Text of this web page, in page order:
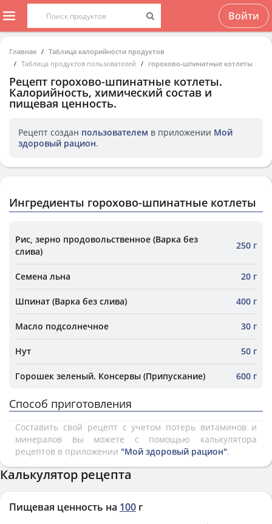
Войти
Главная
Таблица калорийности продуктов
Таблица продуктов пользователей
горохово-шпинатные котлеты
Рецепт горохово-шпинатные котлеты.
Калорийность, химический состав и
пищевая ценность.
Рецепт создан пользователем в приложении Мой
здоровый рацион.
Ингредиенты горохово-шпинатные котлеты
Рис, зерно продовольственное (Варка без
слива)
250 г
Семена льна 20 г
Шпинат (Варка без слива) 400 г
Масло подсолнечное 30 г
Нут 50 г
Горошек зеленый. Консервы (Припускание) 600 г
Способ приготовления
Составить свой рецепт с учетом потерь витаминов и
минералов вы можете с помощью калькулятора
рецептов в приложении "Мой здоровый рацион".
Калькулятор рецепта
Пищевая ценность на 100 г